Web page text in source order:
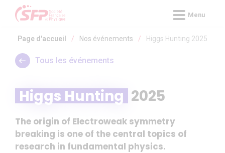
Panneau de gestion des cookies
Menu
Page d'accueil / Nos événements / Higgs Hunting 2025
Tous les événements
Higgs Hunting 2025
The origin of Electroweak symmetry
breaking is one of the central topics of
research in fundamental physics.